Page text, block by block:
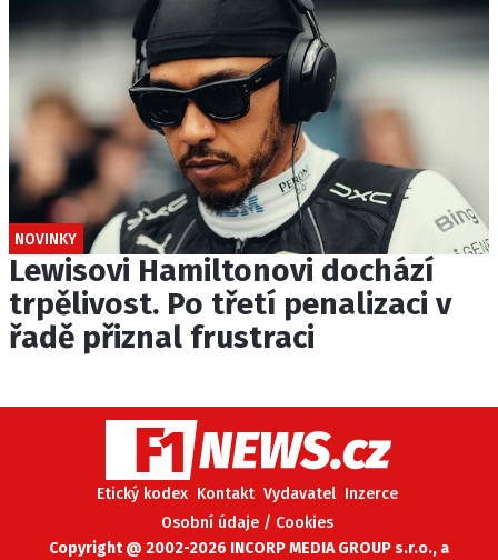
NOVINKY
Lewisovi Hamiltonovi dochází
trpělivost. Po třetí penalizaci v
řadě přiznal frustraci
Etický kodex Kontakt Vydavatel Inzerce
Osobní údaje / Cookies
Copyright @ 2002-2026 INCORP MEDIA GROUP s.r.o., a